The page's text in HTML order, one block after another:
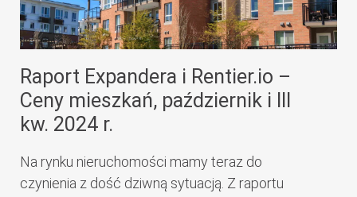
Raport Expandera i Rentier.io –
Ceny mieszkań, październik i III
kw. 2024 r.
Na rynku nieruchomości mamy teraz do
czynienia z dość dziwną sytuacją. Z raportu